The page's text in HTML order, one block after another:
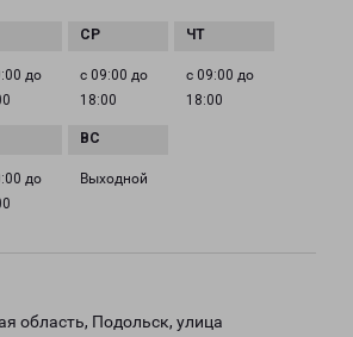
до
с 09:00 до
18:00
с 09:00 до
18:00
до
Выходной
область, Подольск, улица